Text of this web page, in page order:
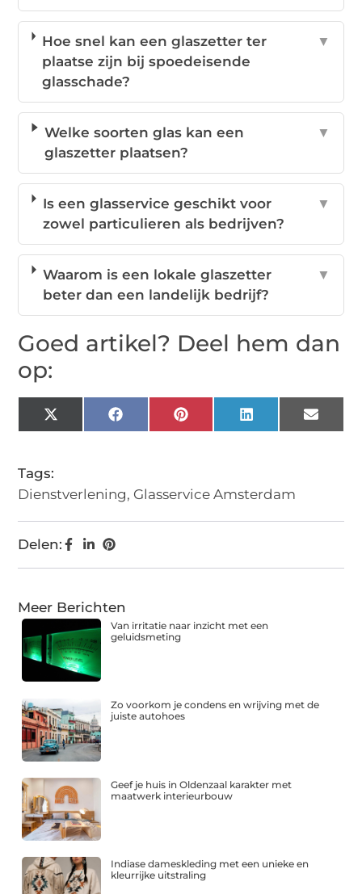
Hoe snel kan een glaszetter ter
plaatse zijn bij spoedeisende
glasschade?
▼
Welke soorten glas kan een
glaszetter plaatsen?
▼
Is een glasservice geschikt voor
zowel particulieren als bedrijven?
▼
Waarom is een lokale glaszetter
beter dan een landelijk bedrijf?
▼
Goed artikel? Deel hem dan
op:
X
(Twitter)
FacebookPinterestLinkedIn Email
Tags:
Dienstverlening, Glasservice Amsterdam
Delen:
Meer Berichten
Van irritatie naar inzicht met een
geluidsmeting
Zo voorkom je condens en wrijving met de
juiste autohoes
Geef je huis in Oldenzaal karakter met
maatwerk interieurbouw
Indiase dameskleding met een unieke en
kleurrijke uitstraling